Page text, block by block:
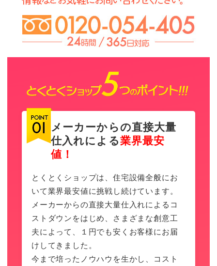
メーカーからの直接大量
仕入れによる業界最安
値！
とくとくショップは、住宅設備全般にお
いて業界最安値に挑戦し続けています。
メーカーからの直接大量仕入れによるコ
ストダウンをはじめ、さまざまな創意工
夫によって、１円でも安くお客様にお届
けしてきました。
今まで培ったノウハウを生かし、コスト